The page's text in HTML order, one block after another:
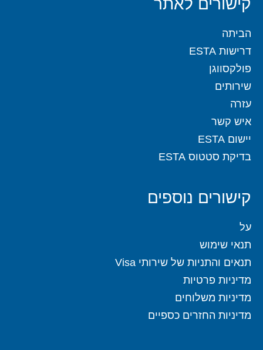
קישורים לאתר
הביתה
דרישות ESTA
פולקסווגן
שירותים
עזרה
איש קשר
יישום ESTA
בדיקת סטטוס ESTA
קישורים נוספים
על
תנאי שימוש
תנאים והתניות של שירותי Visa
מדיניות פרטיות
מדיניות משלוחים
מדיניות החזרים כספיים